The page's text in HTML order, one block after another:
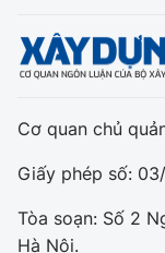
Cơ quan chủ
Giấy phép số:
Tòa soạn: Số 2
Hà Nội.